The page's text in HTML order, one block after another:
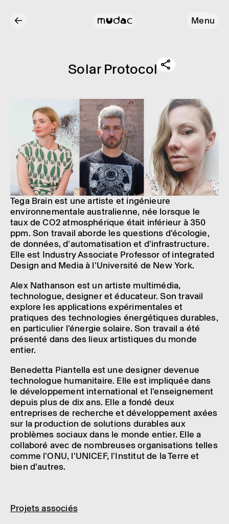
← Menu
Solar Proto­col
Tega Brain est une artiste et ingénieure
environnementale australienne, née lorsque le
taux de CO2 atmosphérique était inférieur à 350
ppm. Son travail aborde les questions d'écologie,
de données, d'automatisation et d'infrastructure.
Elle est Industry Associate Professor of integrated
Design and Media à l'Université de New York.
Alex Nathanson est un artiste multimédia,
technologue, designer et éducateur. Son travail
explore les applications expérimentales et
pratiques des technologies énergétiques durables,
en particulier l'énergie solaire. Son travail a été
présenté dans des lieux artistiques du monde
entier.
Benedetta Piantella est une designer devenue
technologue humanitaire. Elle est impliquée dans
le développement international et l'enseignement
depuis plus de dix ans. Elle a fondé deux
entreprises de recherche et développement axées
sur la production de solutions durables aux
problèmes sociaux dans le monde entier. Elle a
collaboré avec de nombreuses organisations telles
comme l'ONU, l'UNICEF, l'Institut de la Terre et
bien d’autres.
Projets associés